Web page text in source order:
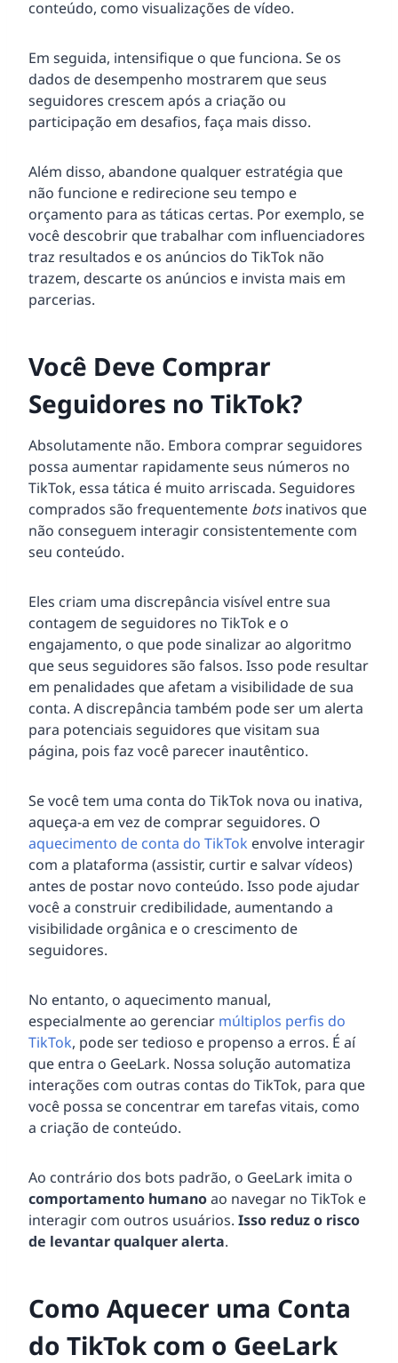
conteúdo, como visualizações de vídeo.
Em seguida, intensifique o que funciona. Se os
dados de desempenho mostrarem que seus
seguidores crescem após a criação ou
participação em desafios, faça mais disso.
Além disso, abandone qualquer estratégia que
não funcione e redirecione seu tempo e
orçamento para as táticas certas. Por exemplo, se
você descobrir que trabalhar com influenciadores
traz resultados e os anúncios do TikTok não
trazem, descarte os anúncios e invista mais em
parcerias.
Você Deve Comprar
Seguidores no TikTok?
Absolutamente não. Embora comprar seguidores
possa aumentar rapidamente seus números no
TikTok, essa tática é muito arriscada. Seguidores
comprados são frequentemente botsinativos que
não conseguem interagir consistentemente com
seu conteúdo.
Eles criam uma discrepância visível entre sua
contagem de seguidores no TikTok e o
engajamento, o que pode sinalizar ao algoritmo
que seus seguidores são falsos. Isso pode resultar
em penalidades que afetam a visibilidade de sua
conta. A discrepância também pode ser um alerta
para potenciais seguidores que visitam sua
página, pois faz você parecer inautêntico.
Se você tem uma conta do TikTok nova ou inativa,
aqueça-a em vez de comprar seguidores. O
aquecimento de conta do TikTok envolve interagir
com a plataforma (assistir, curtir e salvar vídeos)
antes de postar novo conteúdo. Isso pode ajudar
você a construir credibilidade, aumentando a
visibilidade orgânica e o crescimento de
seguidores.
No entanto, o aquecimento manual,
especialmente ao gerenciar múltiplos perfis do
TikTok, pode ser tedioso e propenso a erros. É aí
que entra o GeeLark. Nossa solução automatiza
interações com outras contas do TikTok, para que
você possa se concentrar em tarefas vitais, como
a criação de conteúdo.
Ao contrário dos bots padrão, o GeeLark imita o
comportamento humanoao navegar no TikTok e
interagir com outros usuários. Isso reduz o risco
de levantar qualquer alerta.
Como Aquecer uma Conta
do TikTok com o GeeLark